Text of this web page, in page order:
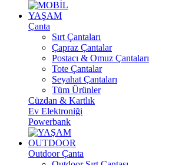
YAŞAM
Çanta
Sırt Çantaları
Çapraz Çantalar
Postacı & Omuz Çantaları
Tote Çantalar
Seyahat Çantaları
Tüm Ürünler
Cüzdan & Kartlık
Ev Elektroniği
Powerbank
OUTDOOR
Outdoor Çanta